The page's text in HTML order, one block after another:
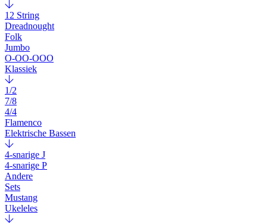
12 String
Dreadnought
Folk
Jumbo
O-OO-OOO
Klassiek
1/2
7/8
4/4
Flamenco
Elektrische Bassen
4-snarige J
4-snarige P
Andere
Sets
Mustang
Ukeleles